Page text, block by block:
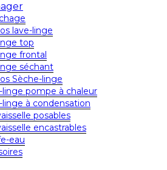
lave-linge
top
frontal
séchant
Sèche-linge
linge pompe à chaleur
linge à condensation
posables
encastrables
eau